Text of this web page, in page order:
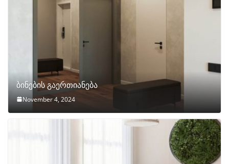
ბინების გაერთიანება
November 4, 2024